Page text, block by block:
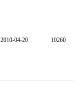
2010-04-20 10260